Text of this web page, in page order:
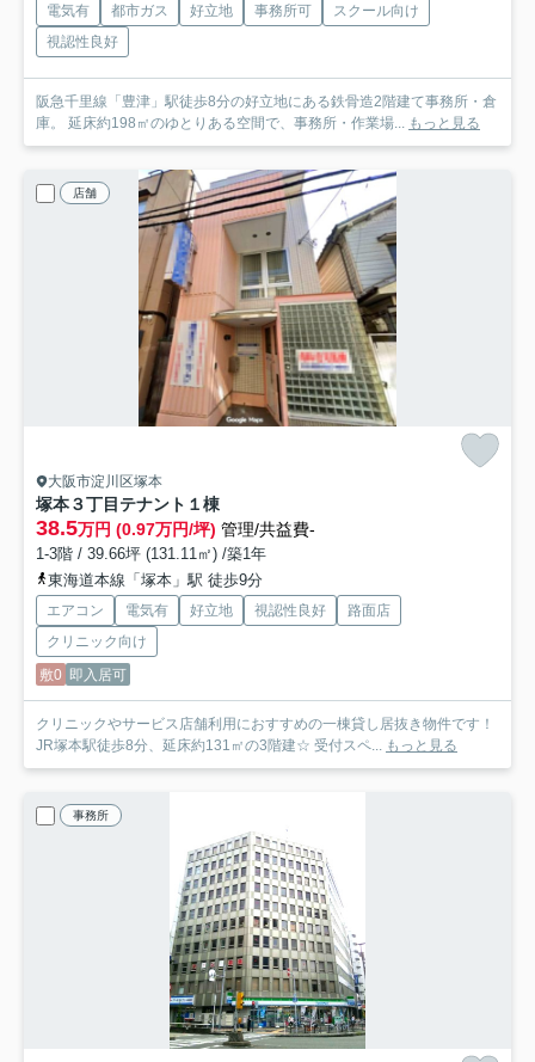
電気有 都市ガス 好立地 事務所可
スクール向け
視認性良好
阪急千里線「豊津」駅徒歩8分の好立地にある鉄骨造2階建て事務所・倉
庫。 延床約198㎡のゆとりある空間で、事務所・作業場... もっと見る
店舗
大阪市淀川区塚本
塚本３丁目テナント １棟
38.5万円 (0.97万円/坪) 管理/共益費-
1-3階 / 39.66坪 (131.11㎡) /築1年
東海道本線「塚本」駅 徒歩9分
エアコン 電気有 好立地 視認性良好
路面店
クリニック向け
敷0 即入居可
クリニックやサービス店舗利用におすすめの一棟貸し居抜き物件です！
JR塚本駅徒歩8分、延床約131㎡の3階建☆ 受付スペ... もっと見る
事務所